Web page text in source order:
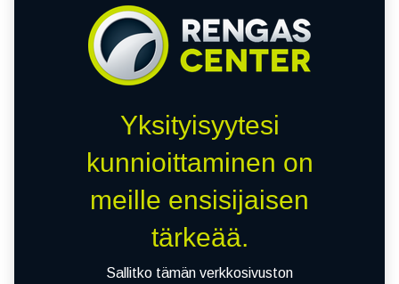
Yksityisyytesi
kunnioittaminen on
meille ensisijaisen
tärkeää.
Sallitko tämän verkkosivuston